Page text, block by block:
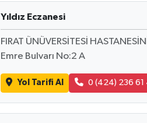
Yıldız Eczanesi
FIRAT ÜNÜVERSİTESİ
Emre Bulvarı No:2 A
Yol Tarifi Al 0 (424) 236 61